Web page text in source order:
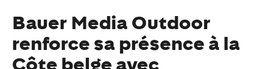
Bauer Media Outdoor
renforce sa présence à la
Côte belge avec